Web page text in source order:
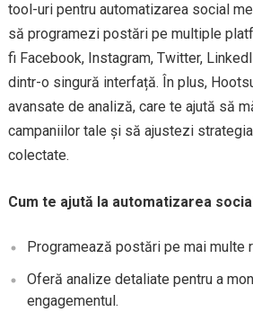
tool-uri pentru automatizarea social
să programezi postări pe multiple
fi Facebook, Instagram, Twitter,
dintr-o singură interfață. În plus,
avansate de analiză, care te ajută să
campaniilor tale și să ajustezi
colectate.
Cum te ajută la automatizarea
Programează postări pe mai multe
Oferă analize detaliate pentru a
engagementul.